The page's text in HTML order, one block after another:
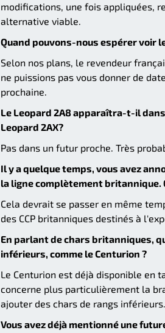
modifications, une fois appliquées,
alternative viable.
Quand pouvons-nous espérer voir
Selon nos plans, le revendeur
ne puissions pas vous donner de
prochaine.
Le Leopard 2A8 apparaîtra-t-il
Leopard 2AX?
Pas dans un futur proche. Très
Il y a quelque temps, vous avez
la ligne complètement
Cela devrait se passer en même
des CCP britanniques destinés à
En parlant de chars britanniques,
inférieurs, comme le Centurion ?
Le Centurion est déjà disponible en
concerne plus particulièrement la
ajouter des chars de rangs inférieurs.
Vous avez déjà mentionné une